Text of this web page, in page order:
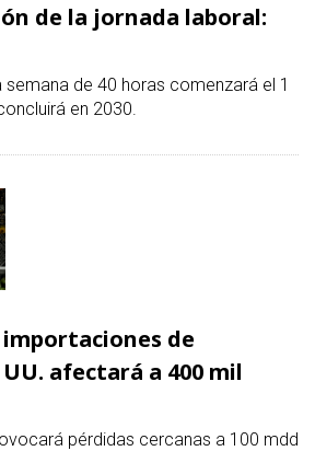
de la jornada laboral:
semana de 40 horas comenzará el 1
en 2030.
importaciones de
afectará a 400 mil
pérdidas cercanas a 100 mdd